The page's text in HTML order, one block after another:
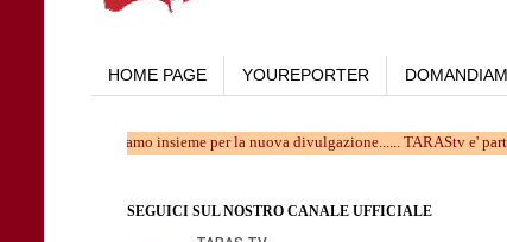
HOME PAGE YOUREPORTER
Lavoriamo insieme per la nuova divulgazione...... TARAStv e' parte
SEGUICI SUL NOSTRO CANALE UFFICIALE